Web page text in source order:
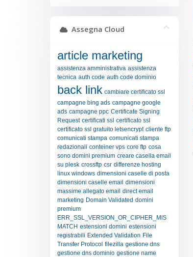
Assegna Cloud
article marketing
assistenza amministrativa assistenza
tecnica auth code auth code dominio
back link cambiare certificato ssl
campagne bing ads campagne google
ads campagne ppc Certificate Signing
Request certificati ssl certificato ssl
certificato ssl gratuito letsencrypt cliente ftp
comunicati stampa comunicati stampa
redazionali conteiner vps core ftp cosa
sono domini premium creare casella email
su plesk crossftp csr differenze hosting
linux windows dimensioni caselle di posta
dimensioni caselle email dimensioni
massime allegato email direct email
marketing Domain Validated domini
premium
ERR_SSL_VERSION_OR_CIPHER_MIS
MATCH estensioni domini estensioni
registrabili Extended Validation File
Transfer Protocol filezilla gestione dns
gestione dns dominio gestione name